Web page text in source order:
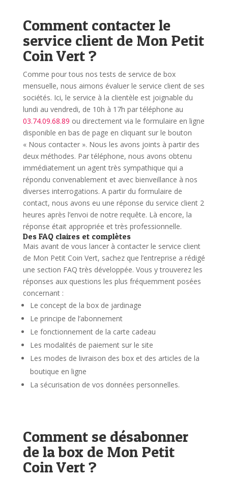
Comment contacter le
service client de Mon Petit
Coin Vert ?
Comme pour tous nos tests de service de box
mensuelle, nous aimons évaluer le service client de ses
sociétés. Ici, le service à la clientèle est joignable du
lundi au vendredi, de 10h à 17h par téléphone au
03.74.09.68.89 ou directement via le formulaire en ligne
disponible en bas de page en cliquant sur le bouton
« Nous contacter ». Nous les avons joints à partir des
deux méthodes. Par téléphone, nous avons obtenu
immédiatement un agent très sympathique qui a
répondu convenablement et avec bienveillance à nos
diverses interrogations. A partir du formulaire de
contact, nous avons eu une réponse du service client 2
heures après l’envoi de notre requête. Là encore, la
réponse était appropriée et très professionnelle.
Des FAQ claires et complètes
Mais avant de vous lancer à contacter le service client
de Mon Petit Coin Vert, sachez que l’entreprise a rédigé
une section FAQ très développée. Vous y trouverez les
réponses aux questions les plus fréquemment posées
concernant :
Le concept de la box de jardinage
Le principe de l’abonnement
Le fonctionnement de la carte cadeau
Les modalités de paiement sur le site
Les modes de livraison des box et des articles de la
boutique en ligne
La sécurisation de vos données personnelles.
Comment se désabonner
de la box de Mon Petit
Coin Vert ?